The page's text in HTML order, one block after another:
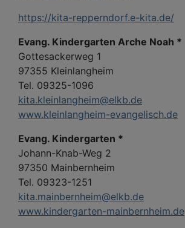
https://kita-repperndorf.e-kita.de/
Evang. Kindergarten Arche Noah *
Gottesackerweg 1
97355 Kleinlangheim
Tel. 09325-1096
kita.kleinlangheim@elkb.de
www.kleinlangheim-evangelisch.de
Evang. Kindergarten *
Johann-Knab-Weg 2
97350 Mainbernheim
Tel. 09323-1251
kita.mainbernheim@elkb.de
www.kindergarten-mainbernheim.de